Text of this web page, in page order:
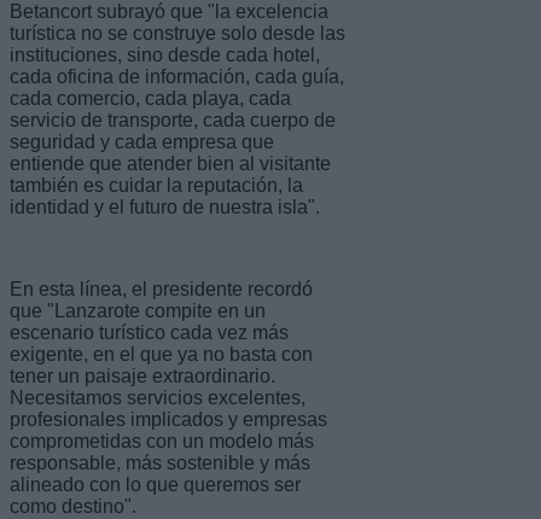
Betancort subrayó que "la excelencia
turística no se construye solo desde las
instituciones, sino desde cada hotel,
cada oficina de información, cada guía,
cada comercio, cada playa, cada
servicio de transporte, cada cuerpo de
seguridad y cada empresa que
entiende que atender bien al visitante
también es cuidar la reputación, la
identidad y el futuro de nuestra isla".
En esta línea, el presidente recordó
que "Lanzarote compite en un
escenario turístico cada vez más
exigente, en el que ya no basta con
tener un paisaje extraordinario.
Necesitamos servicios excelentes,
profesionales implicados y empresas
comprometidas con un modelo más
responsable, más sostenible y más
alineado con lo que queremos ser
como destino".